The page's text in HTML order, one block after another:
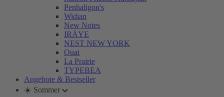
Penhaligon's
Widian
New Notes
IRÄYE
NEST NEW YORK
Ouai
La Prairie
TYPEBEA
Angebote & Bestseller
☀️ Sommer